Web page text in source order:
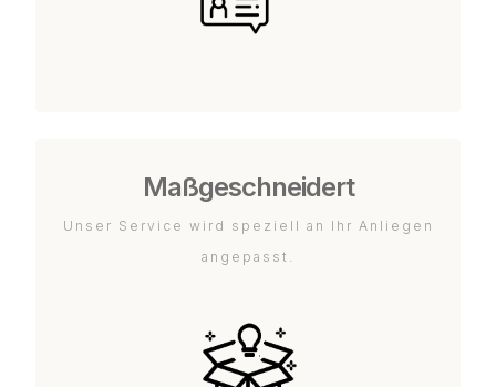
Maßgeschneidert
Unser Service wird speziell an Ihr Anliegen
angepasst.